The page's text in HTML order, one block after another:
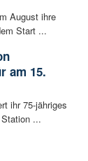
August ihre
Start ...
am 15.
ihr 75-jähriges
...